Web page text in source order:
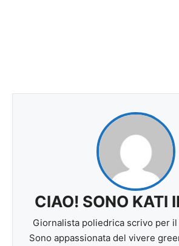
CIAO! SONO KATI
Giornalista poliedrica scrivo per
Sono appassionata del vivere